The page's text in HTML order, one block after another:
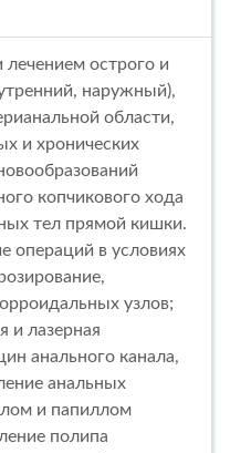
лечением острого и
наружный),
области,
и хронических
копчикового хода
тел прямой кишки.
операций в условиях
узлов;
и лазерная
анального канала,
анальных
и папиллом
полипа